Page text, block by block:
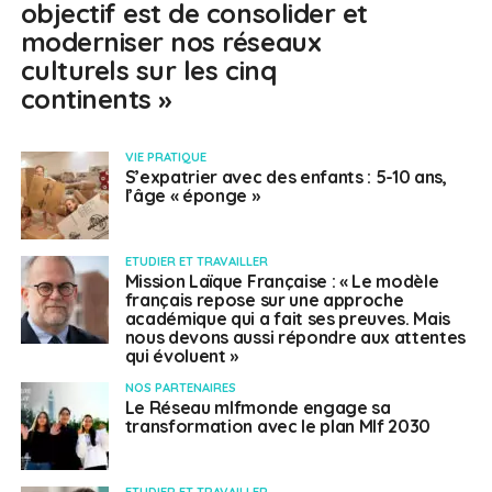
objectif est de consolider et
moderniser nos réseaux
culturels sur les cinq
continents »
VIE PRATIQUE
S’expatrier avec des enfants : 5-10 ans,
l’âge « éponge »
ETUDIER ET TRAVAILLER
Mission Laïque Française : « Le modèle
français repose sur une approche
académique qui a fait ses preuves. Mais
nous devons aussi répondre aux attentes
qui évoluent »
NOS PARTENAIRES
Le Réseau mlfmonde engage sa
transformation avec le plan Mlf 2030